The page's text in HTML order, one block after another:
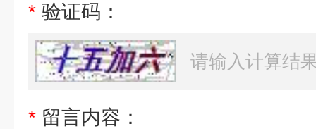
* 验证码：
* 留言内容：